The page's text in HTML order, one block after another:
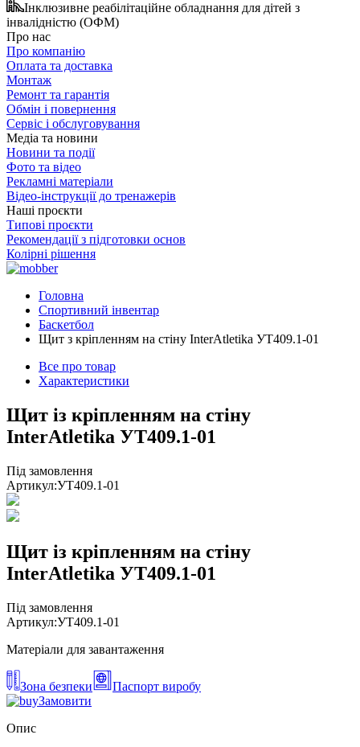
Інклюзивне реабілітаційне обладнання для дітей з
інвалідністю (ОФМ)
Про нас
Про компанію
Оплата та доставка
Монтаж
Ремонт та гарантія
Обмін і повернення
Сервіс і обслуговування
Медіа та новини
Новини та події
Фото та відео
Рекламні матеріали
Відео-інструкції до тренажерів
Наші проєкти
Типові проєкти
Рекомендації з підготовки основ
Колірні рішення
Головна
Спортивний інвентар
Баскетбол
Щит з кріпленням на стіну InterAtletika УТ409.1-01
Все про товар
Характеристики
Щит із кріпленням на стіну
InterAtletika УТ409.1-01
Під замовлення
Артикул:УТ409.1-01
Щит із кріпленням на стіну
InterAtletika УТ409.1-01
Під замовлення
Артикул:УТ409.1-01
Матеріали для завантаження
Зона безпеки
Паспорт виробу
Замовити
Опис